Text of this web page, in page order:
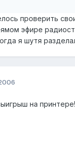
проверить
эфире
я шутя
на принтере!